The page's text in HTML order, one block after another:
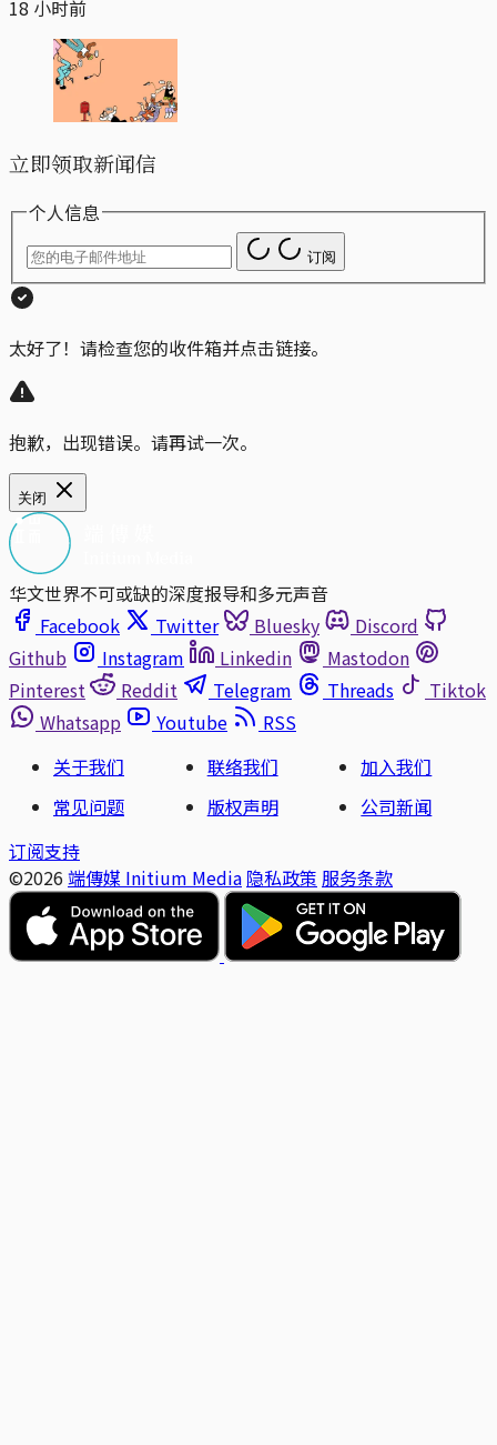
18 小时前
立即领取新闻信
个人信息
订阅
太好了！请检查您的收件箱并点击链接。
抱歉，出现错误。请再试一次。
关闭
华文世界不可或缺的深度报导和多元声音
Facebook
Twitter Bluesky
Discord
Github
Instagram Linkedin
Mastodon
Pinterest
Reddit Telegram Threads
Tiktok
Whatsapp
Youtube
RSS
关于我们
联络我们
加入我们
常见问题
版权声明
公司新闻
订阅支持
©2026 端傳媒 Initium Media 隐私政策 服务条款